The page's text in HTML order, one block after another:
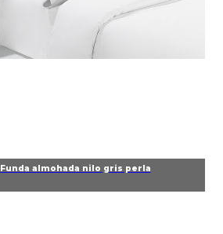
Funda almohada nilo gris perla